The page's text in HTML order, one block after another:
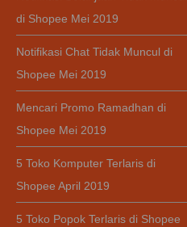
di Shopee Mei 2019
Notifikasi Chat Tidak Muncul di
Shopee Mei 2019
Mencari Promo Ramadhan di
Shopee Mei 2019
5 Toko Komputer Terlaris di
Shopee April 2019
5 Toko Popok Terlaris di Shopee